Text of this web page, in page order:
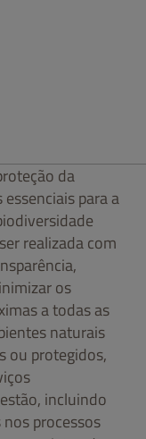
da
para a
realizada com
os
a todas as
naturais
ou protegidos,
incluindo
processos